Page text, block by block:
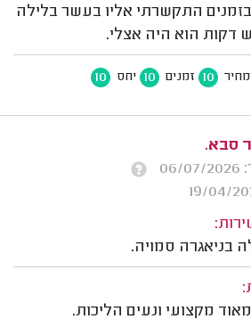
התקשרתי אליו בעשר בלילה
דקות הוא היה אצלי.
מחיר 10 זמנים 10 יחס 10
סבא.
בניאגרה סמויה.
מקצועי ונעים הליכות.